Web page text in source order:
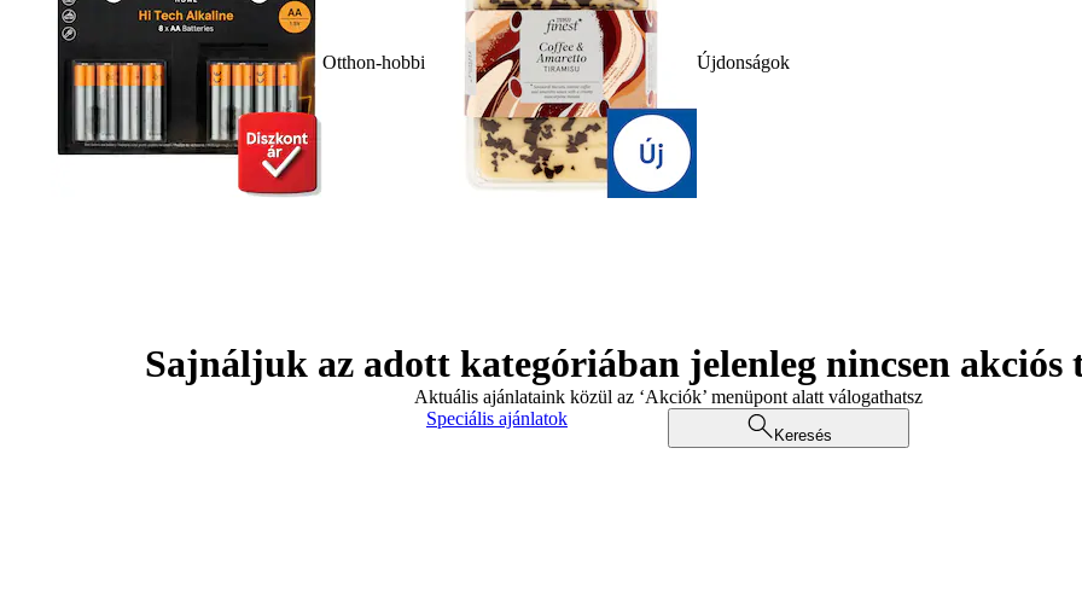
Otthon-hobbi Újdonságok
Sajnáljuk az adott kategóriában jelenleg nincsen akciós
Aktuális ajánlataink közül az ‘Akciók’ menüpont alatt válogathatsz
Speciális ajánlatok
Keresés